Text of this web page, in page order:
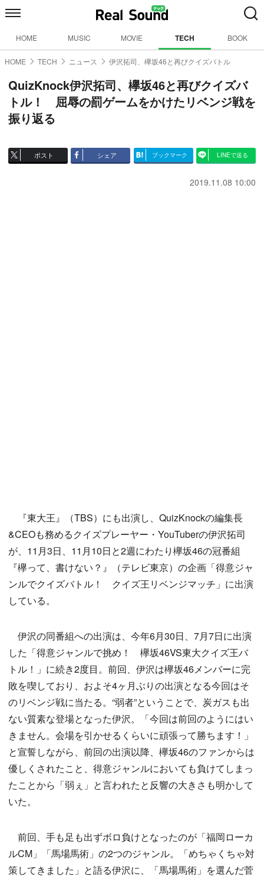
HOME MUSIC MOVIE TECH BOOK
HOME TECH ニュース 伊沢拓司、欅坂46と再びクイズバトル
QuizKnock伊沢拓司、欅坂46と再びクイズバ
トル！ 屈辱の罰ゲームをかけたリベンジ戦を
振り返る
ポスト シェア ブックマーク LINEで送る
2019.11.08 10:00
『東大王』（TBS）にも出演し、QuizKnockの編集長
&CEOも務めるクイズプレーヤー・YouTuberの伊沢拓司
が、11月3日、11月10日と2週にわたり欅坂46の冠番組
『欅って、書けない？』（テレビ東京）の企画「得意ジャ
ンルでクイズバトル！ クイズ王リベンジマッチ」に出演
している。
伊沢の同番組への出演は、今年6月30日、7月7日に出演
した「得意ジャンルで挑め！ 欅坂46VS東大クイズ王バ
トル！」に続き2度目。前回、伊沢は欅坂46メンバーに完
敗を喫しており、およそ4ヶ月ぶりの出演となる今回はそ
のリベンジ戦に当たる。“弱者”ということで、炭ガスも出
ない質素な登場となった伊沢。「今回は前回のようにはい
きません。会場を引かせるくらいに頑張って勝ちます！」
と宣誓しながら、前回の出演以降、欅坂46のファンからは
優しくされたこと、得意ジャンルにおいても負けてしまっ
たことから「弱ぇ」と言われたと反響の大きさも明かして
いた。
前回、手も足も出ずボロ負けとなったのが「福岡ローカ
ルCM」「馬場馬術」の2つのジャンル。「めちゃくちゃ対
策してきました」と語る伊沢に、「馬場馬術」を選んだ菅